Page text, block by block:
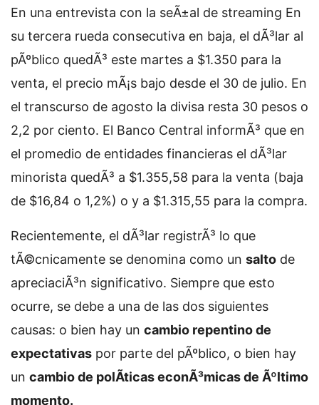
En una entrevista con la seÃ±al de streaming En
su tercera rueda consecutiva en baja, el dÃ³lar al
pÃºblico quedÃ³ este martes a $1.350 para la
venta, el precio mÃ¡s bajo desde el 30 de julio. En
el transcurso de agosto la divisa resta 30 pesos o
2,2 por ciento. El Banco Central informÃ³ que en
el promedio de entidades financieras el dÃ³lar
minorista quedÃ³ a $1.355,58 para la venta (baja
de $16,84 o 1,2%) o y a $1.315,55 para la compra.
Recientemente, el dÃ³lar registrÃ³ lo que
tÃ©cnicamente se denomina como un salto de
apreciaciÃ³n significativo. Siempre que esto
ocurre, se debe a una de las dos siguientes
causas: o bien hay un cambio repentino de
expectativas por parte del pÃºblico, o bien hay
un cambio de polÃ­ticas econÃ³micas de Ãºltimo
momento.